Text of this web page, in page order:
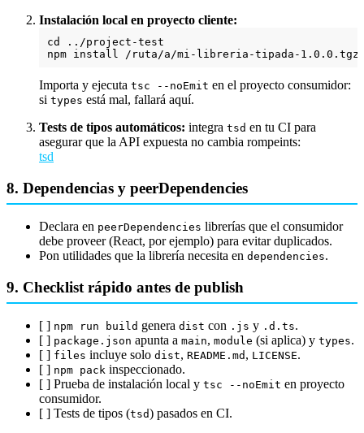
Instalación local en proyecto cliente:
cd ../project-test
npm install /ruta/a/mi-libreria-tipada- 1.0 . 0 .tgz
Importa y ejecuta tsc --noEmit en el proyecto consumidor:
si types está mal, fallará aquí.
Tests de tipos automáticos: integra tsd en tu CI para
asegurar que la API expuesta no cambia rompeints:
tsd
8. Dependencias y peerDependencies
Declara en peerDependencies librerías que el consumidor
debe proveer (React, por ejemplo) para evitar duplicados.
Pon utilidades que la librería necesita en dependencies.
9. Checklist rápido antes de publish
[ ] npm run build genera dist con .js y .d.ts.
[ ] package.json apunta a main, module (si aplica) y types.
[ ] files incluye solo dist, README.md , LICENSE.
[ ] npm pack inspeccionado.
[ ] Prueba de instalación local y tsc --noEmit en proyecto
consumidor.
[ ] Tests de tipos (tsd) pasados en CI.